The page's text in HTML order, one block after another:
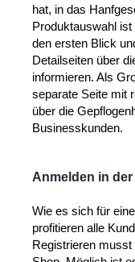
hat, in das
Produktauswahl
den ersten Blick
Detailseiten über
informieren. Als
separate Seite mit
über die
Businesskunden.
Anmelden in
Wie es sich für
profitieren alle
Registrieren